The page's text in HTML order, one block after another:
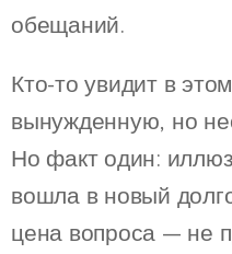
обещаний.
Кто-то увидит в
вынужденную, но
Но факт один:
вошла в новый
цена вопроса — не